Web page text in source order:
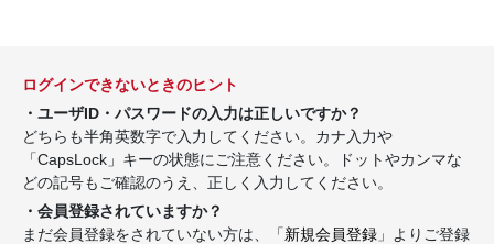
ログインできないときのヒント
・ユーザID・パスワードの入力は正しいですか？
どちらも半角英数字で入力してください。カナ入力や
「CapsLock」キーの状態にご注意ください。ドットやカンマな
どの記号もご確認のうえ、正しく入力してください。
・会員登録されていますか？
まだ会員登録をされていない方は、「新規会員登録 」よりご登録